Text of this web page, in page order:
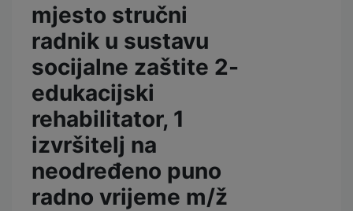
mjesto stručni
radnik u sustavu
socijalne zaštite 2-
edukacijski
rehabilitator, 1
izvršitelj na
neodređeno puno
radno vrijeme m/ž